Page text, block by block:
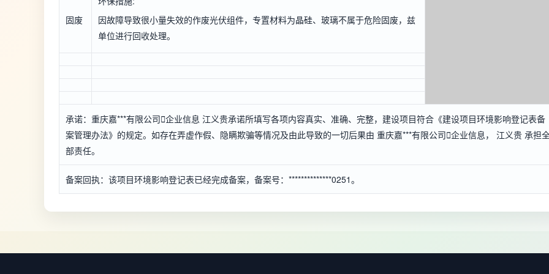
固废
因故障导致很小量失效的作废光伏组件，专置材料为晶硅、玻璃不属于危险固废，兹
单位进行回收处理。
承诺：重庆嘉***有限公司企业信息 江义贵承诺所填写各项内容真实、准确、完整，建设项目符合《建设项目环境影响登记表备
案管理办法》的规定。如存在弄虚作假、隐瞒欺骗等情况及由此导致的一切后果由 重庆嘉***有限公司企业信息， 江义贵 承担
部责任。
备案回执：该项目环境影响登记表已经完成备案，备案号：**************0251。